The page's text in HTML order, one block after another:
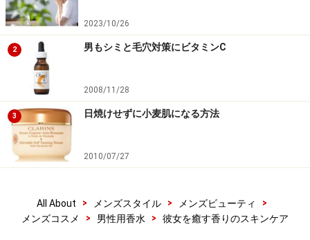
2023/10/26
2 男もシミと毛穴対策にビタミンC
2008/11/28
3 日焼けせずに小麦肌になる方法
2010/07/27
All About > メンズスタイル > メンズビューティ
>
メンズコスメ
> 男性用香水 > 彼女を癒す香りのスキンケア